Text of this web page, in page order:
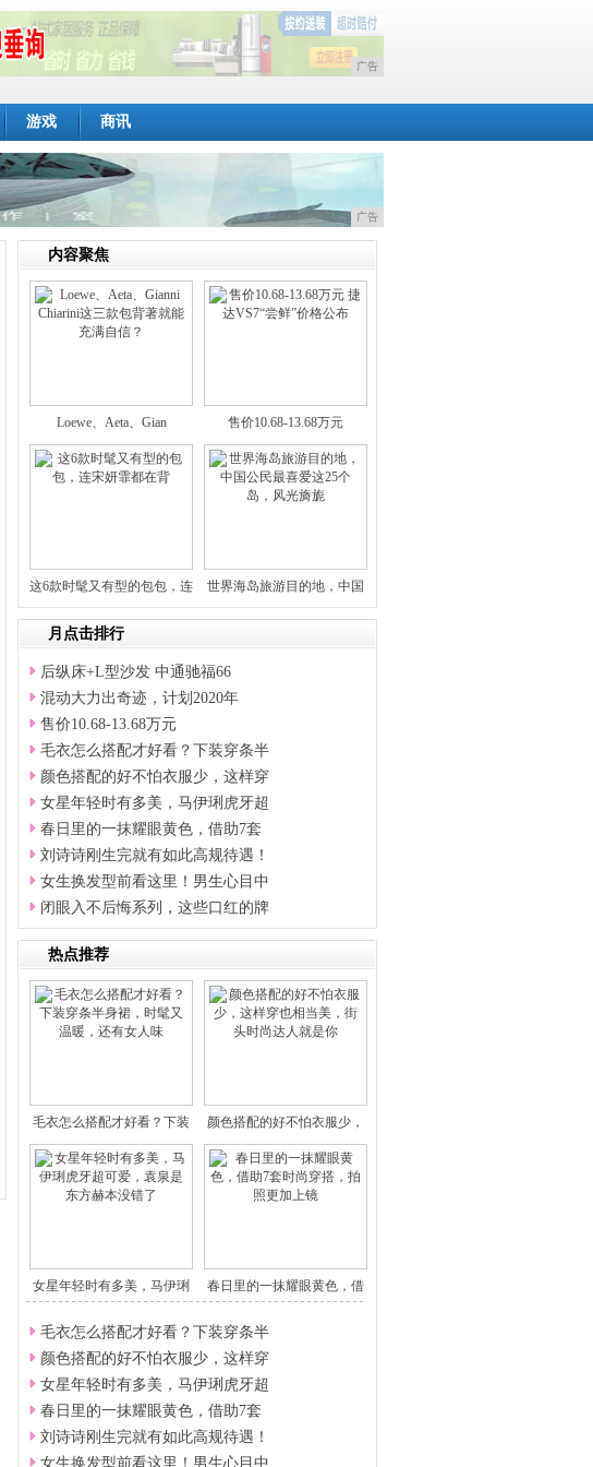
广告
游戏 商讯
广告
内容聚焦
Loewe、Aeta、Gian 售价10.68-13.68万元
这6款时髦又有型的包包，连
宋妍
世界海岛旅游目的地，中国
公民最
月点击排行
后纵床+L型沙发 中通驰福66
混动大力出奇迹，计划2020年
售价10.68-13.68万元
毛衣怎么搭配才好看？下装穿条半
颜色搭配的好不怕衣服少，这样穿
女星年轻时有多美，马伊琍虎牙超
春日里的一抹耀眼黄色，借助7套
刘诗诗刚生完就有如此高规待遇！
女生换发型前看这里！男生心目中
闭眼入不后悔系列，这些口红的牌
热点推荐
毛衣怎么搭配才好看？下装
穿条半
颜色搭配的好不怕衣服少，
这样穿
女星年轻时有多美，马伊琍
春日里的一抹耀眼黄色，借
毛衣怎么搭配才好看？下装穿条半
颜色搭配的好不怕衣服少，这样穿
女星年轻时有多美，马伊琍虎牙超
春日里的一抹耀眼黄色，借助7套
刘诗诗刚生完就有如此高规待遇！
女生换发型前看这里！男生心目中